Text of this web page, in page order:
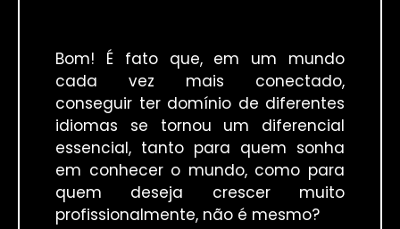
Bom! É fato que, em um mundo
cada vez mais conectado,
conseguir ter domínio de diferentes
idiomas se tornou um diferencial
essencial, tanto para quem sonha
em conhecer o mundo, como para
quem deseja crescer muito
profissionalmente, não é mesmo?